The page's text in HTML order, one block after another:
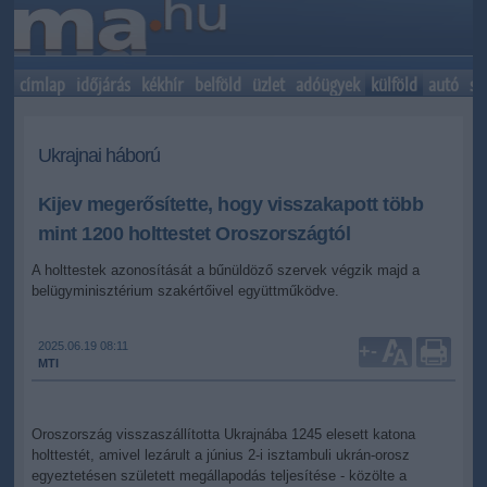
címlap időjárás kékhír belföld üzlet adóügyek külföld autó
Ukrajnai háború
Kijev megerősítette, hogy visszakapott több
mint 1200 holttestet Oroszországtól
A holttestek azonosítását a bűnüldöző szervek végzik majd a
belügyminisztérium szakértőivel együttműködve.
2025.06.19 08:11
MTI
+-
Oroszország visszaszállította Ukrajnába 1245 elesett katona
holttestét, amivel lezárult a június 2-i isztambuli ukrán-orosz
egyeztetésen született megállapodás teljesítése - közölte a